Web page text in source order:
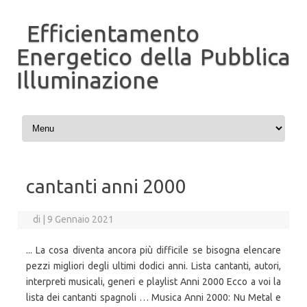
Efficientamento
Energetico della Pubblica
Illuminazione
Vai al contenuto
cantanti anni 2000
di 9 Gennaio 2021
... La cosa diventa ancora più difficile se bisogna elencare
pezzi migliori degli ultimi dodici anni. Lista cantanti, autori,
interpreti musicali, generi e playlist Anni 2000 Ecco a voi la
lista dei cantanti spagnoli … Musica Anni 2000: Nu Metal e